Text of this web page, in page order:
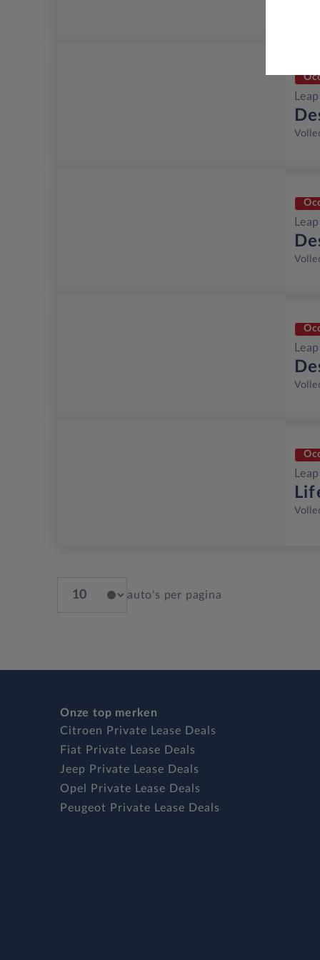
auto's per pagina
Onze top merken
Citroen Private Lease Deals
Fiat Private Lease Deals
Jeep Private Lease Deals
Opel Private Lease Deals
Peugeot Private Lease Deals